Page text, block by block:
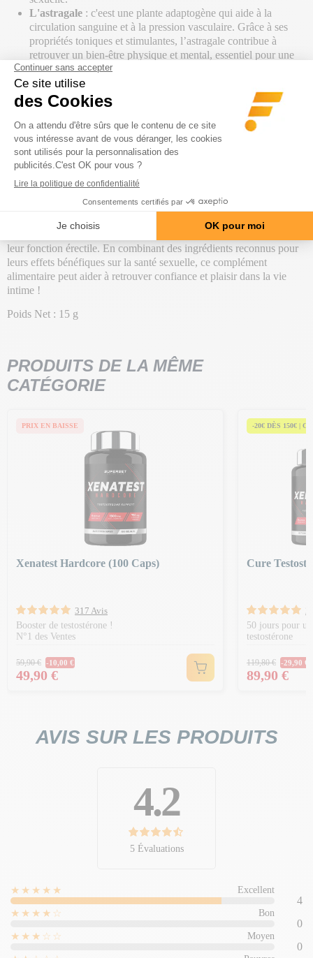
L'astragale : c'eest une plante adaptogène qui aide à la
circulation sanguine et à la pression vasculaire. Grâce à ses
propriétés toniques et stimulantes, l’astragale contribue à
retrouver un bien-être physique et mental, essentiel pour une
vie sexuelle épanouie.
L'ashwagandha
fonction sexuelle masculine. Elle aide à maintenir une
résistance optimale, un sentiment d’énergie et de vitalité, tout
en favorisant une libido saine.
Grâce à l'association de ces actifs puissants, ErecTab permet de :
renforcer le désir sexuel, améliorer la qualité des érections,
augmenter l’endurance et la vitalité, promouvoir un bien-être
physique et mental global !
ErecTab de Labophyto offre une solution naturelle et efficace pour
les hommes souhaitant booster leur énergie sexuelle et améliorer
leur fonction érectile. En combinant des ingrédients reconnus pour
leurs effets bénéfiques sur la santé sexuelle, ce complément
alimentaire peut aider à retrouver confiance et plaisir dans la vie
intime !
Poids Net : 15 g
PRODUITS DE LA MÊME
CATÉGORIE
PRIX EN BAISSE
Xenatest Hardcore (100 Caps)
317 Avis
Booster de testostérone !
N°1 des Ventes
Prix Normal
59,90 € -10,00 €
Prix
49,90 €
-20€ DÈS 150€ |
Cure
50 jours pour
testostérone
Prix
119,80 € -29,90 €
Prix
89,90 €
AVIS SUR LES PRODUITS
4.2
5 Évaluations
★★★★★ Excellent
4
★★★★☆
Bon
0
★★★☆☆
Moyen
0